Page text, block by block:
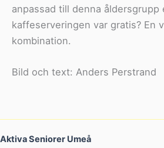
anpassad till denna
kaffeserveringen var gratis? En
kombination.
Bild och text: Anders Perstrand
Aktiva Seniorer Umeå